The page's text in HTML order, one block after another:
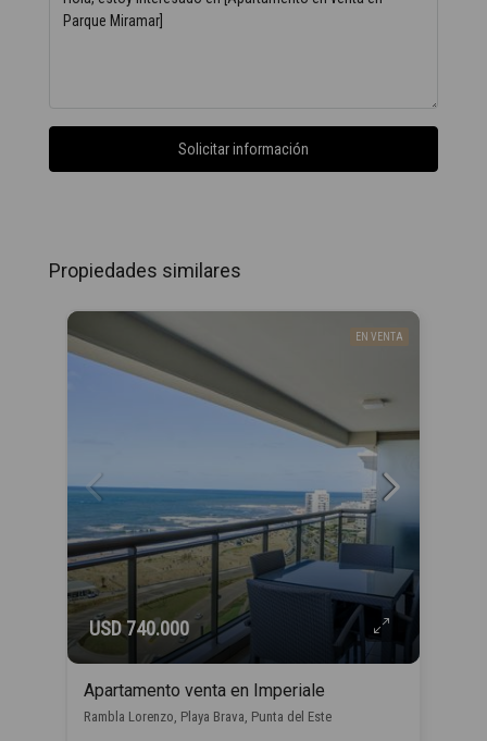
Solicitar información
Propiedades similares
EN VENTA
USD 740.000
Apartamento venta en Imperiale
Rambla Lorenzo, Playa Brava, Punta del Este